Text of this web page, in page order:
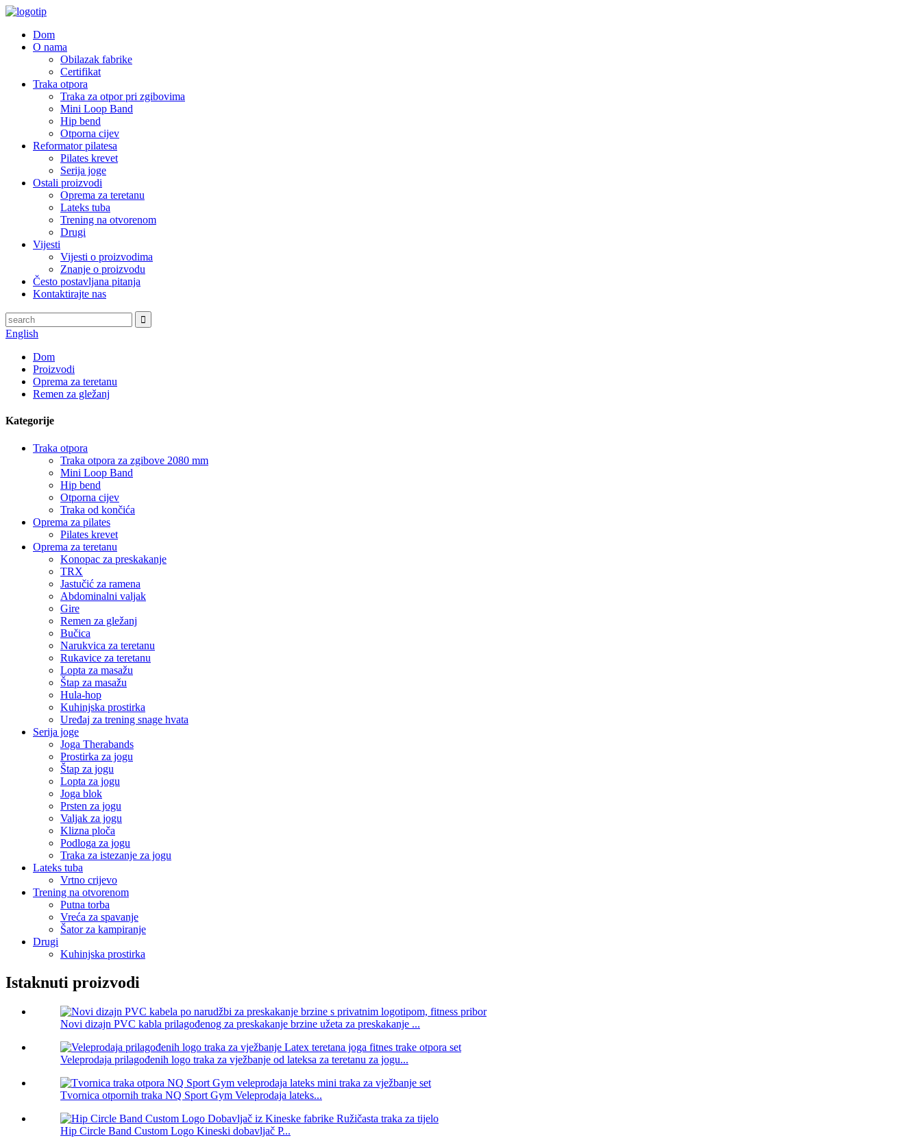
Dom
O nama
Obilazak fabrike
Certifikat
Traka otpora
Traka za otpor pri zgibovima
Mini Loop Band
Hip bend
Otporna cijev
Reformator pilatesa
Pilates krevet
Serija joge
Ostali proizvodi
Oprema za teretanu
Lateks tuba
Trening na otvorenom
Drugi
Vijesti
Vijesti o proizvodima
Znanje o proizvodu
Često postavljana pitanja
Kontaktirajte nas
English
Dom
Proizvodi
Oprema za teretanu
Remen za gležanj
Kategorije
Traka otpora
Traka otpora za zgibove 2080 mm
Mini Loop Band
Hip bend
Otporna cijev
Traka od končića
Oprema za pilates
Pilates krevet
Oprema za teretanu
Konopac za preskakanje
TRX
Jastučić za ramena
Abdominalni valjak
Gire
Remen za gležanj
Bučica
Narukvica za teretanu
Rukavice za teretanu
Lopta za masažu
Štap za masažu
Hula-hop
Kuhinjska prostirka
Uređaj za trening snage hvata
Serija joge
Joga Therabands
Prostirka za jogu
Štap za jogu
Lopta za jogu
Joga blok
Prsten za jogu
Valjak za jogu
Klizna ploča
Podloga za jogu
Traka za istezanje za jogu
Lateks tuba
Vrtno crijevo
Trening na otvorenom
Putna torba
Vreća za spavanje
Šator za kampiranje
Drugi
Kuhinjska prostirka
Istaknuti proizvodi
Novi dizajn PVC kabla prilagođenog za preskakanje brzine užeta za preskakanje ...
Veleprodaja prilagođenih logo traka za vježbanje od lateksa za teretanu za jogu...
Tvornica otpornih traka NQ Sport Gym Veleprodaja lateks...
Hip Circle Band Custom Logo Kineski dobavljač P...